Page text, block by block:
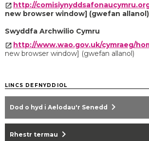
http://
new browser window] (gwefan allanol)
Swyddfa Archwilio Cymru
http://www.wao.gov.uk/cymraeg/
new browser window] (gwefan allanol)
LINCS DEFNYDDIOL
Dod o hyd i Aelodau'r Senedd chevron_right
Rhestr termau chevron_right